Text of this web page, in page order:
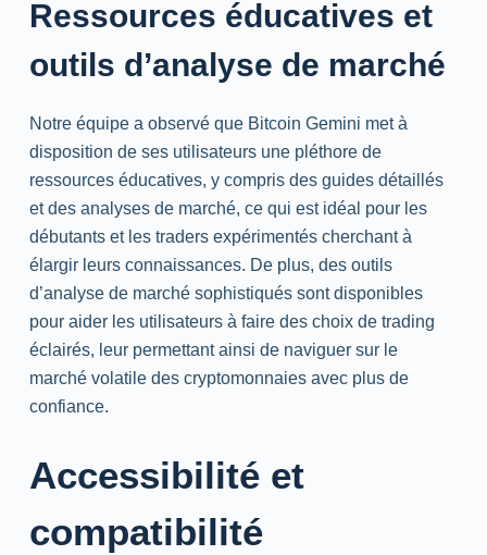
Ressources éducatives et
outils d’analyse de marché
Notre équipe a observé que Bitcoin Gemini met à
disposition de ses utilisateurs une pléthore de
ressources éducatives, y compris des guides détaillés
et des analyses de marché, ce qui est idéal pour les
débutants et les traders expérimentés cherchant à
élargir leurs connaissances. De plus, des outils
d’analyse de marché sophistiqués sont disponibles
pour aider les utilisateurs à faire des choix de trading
éclairés, leur permettant ainsi de naviguer sur le
marché volatile des cryptomonnaies avec plus de
confiance.
Accessibilité et
compatibilité